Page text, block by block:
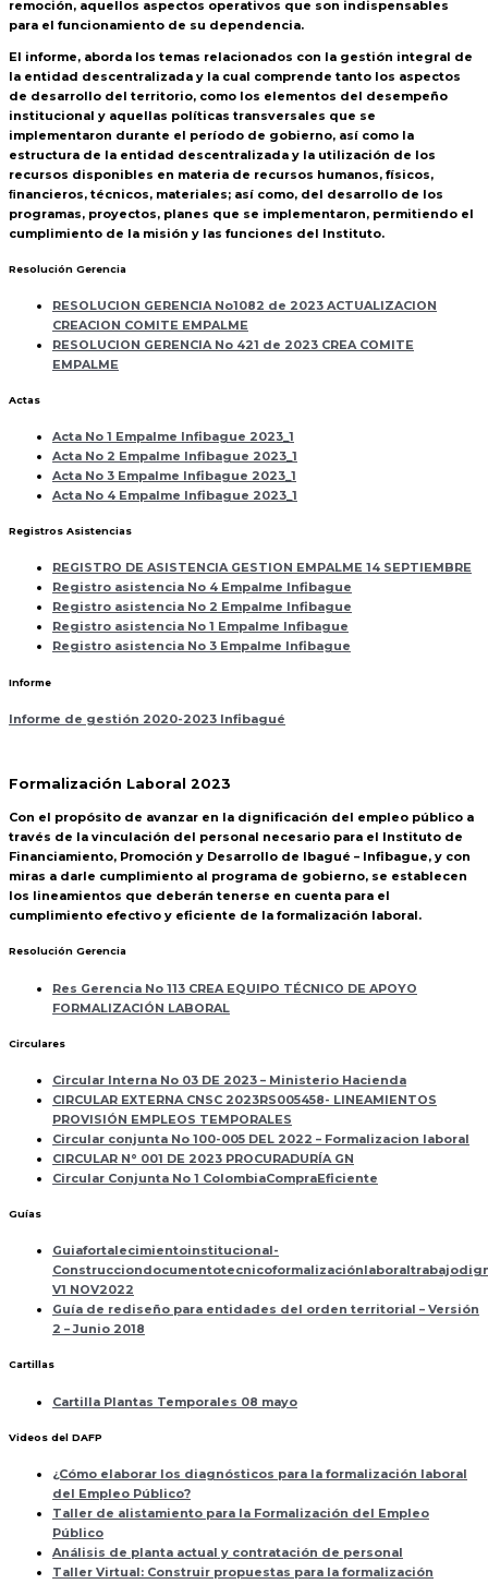
remoción, aquellos aspectos operativos que son indispensables
para el funcionamiento de su dependencia.
El informe, aborda los temas relacionados con la gestión integral de
la entidad descentralizada y la cual comprende tanto los aspectos
de desarrollo del territorio, como los elementos del desempeño
institucional y aquellas políticas transversales que se
implementaron durante el período de gobierno, así como la
estructura de la entidad descentralizada y la utilización de los
recursos disponibles en materia de recursos humanos, físicos,
ﬁnancieros, técnicos, materiales; así como, del desarrollo de los
programas, proyectos, planes que se implementaron, permitiendo el
cumplimiento de la misión y las funciones del Instituto.
Resolución Gerencia
RESOLUCION GERENCIA No1082 de 2023 ACTUALIZACION
CREACION COMITE EMPALME
RESOLUCION GERENCIA No 421 de 2023 CREA COMITE
EMPALME
Actas
Acta No 1 Empalme Infibague 2023_1
Acta No 2 Empalme Infibague 2023_1
Acta No 3 Empalme Infibague 2023_1
Acta No 4 Empalme Infibague 2023_1
Registros Asistencias
REGISTRO DE ASISTENCIA GESTION EMPALME 14 SEPTIEMBRE
Registro asistencia No 4 Empalme Infibague
Registro asistencia No 2 Empalme Infibague
Registro asistencia No 1 Empalme Infibague
Registro asistencia No 3 Empalme Infibague
Informe
Informe de gestión 2020-2023 Infibagué
Formalización Laboral 2023
Con el propósito de avanzar en la dignificación del empleo público a
través de la vinculación del personal necesario para el Instituto de
Financiamiento, Promoción y Desarrollo de Ibagué – Infibague, y con
miras a darle cumplimiento al programa de gobierno, se establecen
los lineamientos que deberán tenerse en cuenta para el
cumplimiento efectivo y eficiente de la formalización laboral.
Resolución Gerencia
Res Gerencia No 113 CREA EQUIPO TÉCNICO DE APOYO
FORMALIZACIÓN LABORAL
Circulares
Circular Interna No 03 DE 2023 – Ministerio Hacienda
CIRCULAR EXTERNA CNSC 2023RS005458- LINEAMIENTOS
PROVISIÓN EMPLEOS TEMPORALES
Circular conjunta No 100-005 DEL 2022 – Formalizacion laboral
CIRCULAR N° 001 DE 2023 PROCURADURÍA GN
Circular Conjunta No 1 ColombiaCompraEficiente
Guías
Guiafortalecimientoinstitucional-
V1 NOV2022
Guía de rediseño para entidades del orden territorial – Versión
2 – Junio 2018
Cartillas
Cartilla Plantas Temporales 08 mayo
Videos del DAFP
¿Cómo elaborar los diagnósticos para la formalización laboral
del Empleo Público?
Taller de alistamiento para la Formalización del Empleo
Público
Análisis de planta actual y contratación de personal
Taller Virtual: Construir propuestas para la formalización